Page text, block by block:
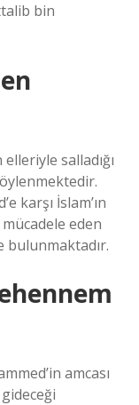
bin
salladığı
karşı İslam’ın
mücadele eden
bulunmaktadır.
amcası